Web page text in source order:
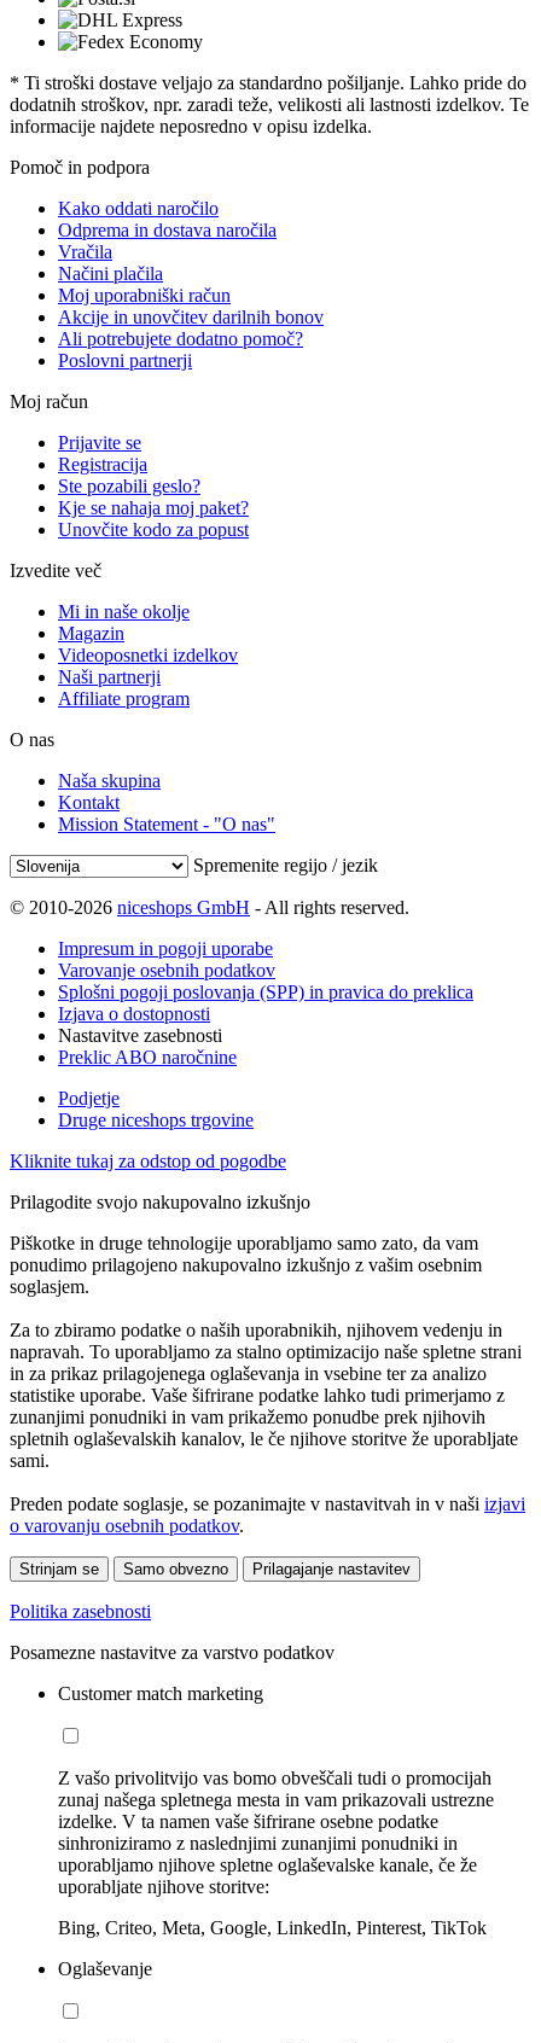
* Ti stroški dostave veljajo za standardno pošiljanje. Lahko pride do
dodatnih stroškov, npr. zaradi teže, velikosti ali lastnosti izdelkov. Te
informacije najdete neposredno v opisu izdelka.
Pomoč in podpora
Kako oddati naročilo
Odprema in dostava naročila
Vračila
Načini plačila
Moj uporabniški račun
Akcije in unovčitev darilnih bonov
Ali potrebujete dodatno pomoč?
Poslovni partnerji
Moj račun
Prijavite se
Registracija
Ste pozabili geslo?
Kje se nahaja moj paket?
Unovčite kodo za popust
Izvedite več
Mi in naše okolje
Magazin
Videoposnetki izdelkov
Naši partnerji
Affiliate program
O nas
Naša skupina
Kontakt
Mission Statement - "O nas"
Spremenite regijo / jezik
© 2010-2026 niceshops GmbH - All rights reserved.
Impresum in pogoji uporabe
Varovanje osebnih podatkov
Splošni pogoji poslovanja (SPP) in pravica do preklica
Izjava o dostopnosti
Nastavitve zasebnosti
Preklic ABO naročnine
Podjetje
Druge niceshops trgovine
Kliknite tukaj za odstop od pogodbe
Prilagodite svojo nakupovalno izkušnjo
Piškotke in druge tehnologije uporabljamo samo zato, da vam
ponudimo prilagojeno nakupovalno izkušnjo z vašim osebnim
soglasjem.
Za to zbiramo podatke o naših uporabnikih, njihovem vedenju in
napravah. To uporabljamo za stalno optimizacijo naše spletne strani
in za prikaz prilagojenega oglaševanja in vsebine ter za analizo
statistike uporabe. Vaše šifrirane podatke lahko tudi primerjamo z
zunanjimi ponudniki in vam prikažemo ponudbe prek njihovih
spletnih oglaševalskih kanalov, le če njihove storitve že uporabljate
sami.
Preden podate soglasje, se pozanimajte v nastavitvah in v naši izjavi
o varovanju osebnih podatkov.
Strinjam se Samo obvezno Prilagajanje nastavitev
Politika zasebnosti
Posamezne nastavitve za varstvo podatkov
Customer match marketing
Z vašo privolitvijo vas bomo obveščali tudi o promocijah
zunaj našega spletnega mesta in vam prikazovali ustrezne
izdelke. V ta namen vaše šifrirane osebne podatke
sinhroniziramo z naslednjimi zunanjimi ponudniki in
uporabljamo njihove spletne oglaševalske kanale, če že
uporabljate njihove storitve:
Bing, Criteo, Meta, Google, LinkedIn, Pinterest, TikTok
Oglaševanje